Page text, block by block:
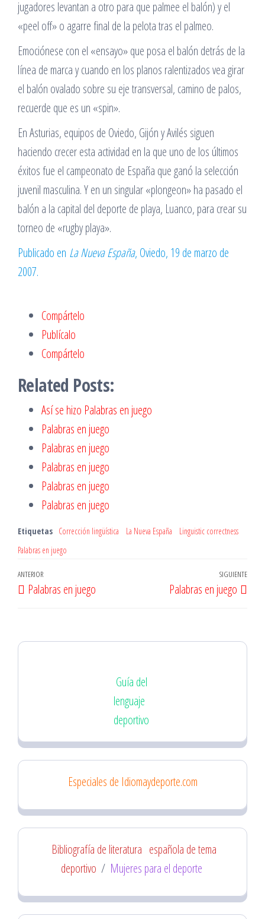
jugadores levantan a otro para que palmee el balón) y el
«peel off» o agarre final de la pelota tras el palmeo.
Emociónese con el «ensayo» que posa el balón detrás de la
línea de marca y cuando en los planos ralentizados vea girar
el balón ovalado sobre su eje transversal, camino de palos,
recuerde que es un «spin».
En Asturias, equipos de Oviedo, Gijón y Avilés siguen
haciendo crecer esta actividad en la que uno de los últimos
éxitos fue el campeonato de España que ganó la selección
juvenil masculina. Y en un singular «plongeon» ha pasado el
balón a la capital del deporte de playa, Luanco, para crear su
torneo de «rugby playa».
Publicado en La Nueva España, Oviedo, 19 de marzo de
2007.
Compártelo
Publícalo
Compártelo
Related Posts:
Así se hizo Palabras en juego
Palabras en juego
Palabras en juego
Palabras en juego
Palabras en juego
Palabras en juego
Etiquetas Corrección lingüística La Nueva España
Linguistic correctness
Palabras en juego
Navegación
de
Entrada
anterior
ANTERIOR
Palabras en juego
SIGUIENTE
Palabras en juego
Guía del
lenguaje
deportivo
Especiales de Idiomaydeporte.com
Bibliografía de literatura española de tema
deportivo / Mujeres para el deporte